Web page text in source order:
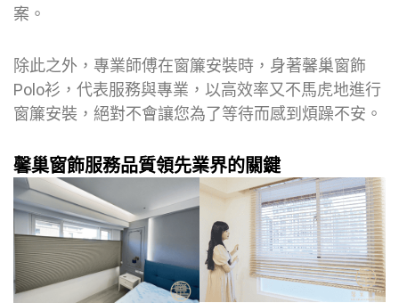
案。
除此之外，專業師傅在窗簾安裝時，身著馨巢窗飾
Polo衫，代表服務與專業，以高效率又不馬虎地進行
窗簾安裝，絕對不會讓您為了等待而感到煩躁不安。
馨巢窗飾服務品質領先業界的關鍵